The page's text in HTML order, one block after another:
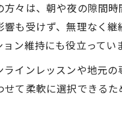
々は、朝や夜の隙間
も受けず、無理なく
ン維持にも役立ってい
インレッスンや地元
て柔軟に選択できる